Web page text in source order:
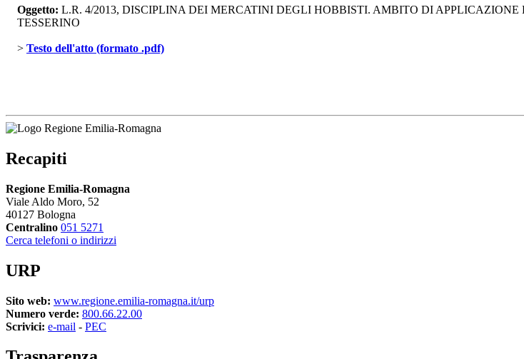
Oggetto: L.R. 4/2013, DISCIPLINA DEI MERCATINI DEGLI HOBBISTI. AMBITO DI
TESSERINO
> Testo dell'atto (formato .pdf)
Recapiti
Regione Emilia-Romagna
Viale Aldo Moro, 52
40127 Bologna
Centralino 051 5271
Cerca telefoni o indirizzi
URP
Sito web: www.regione.emilia-romagna.it/urp
Numero verde: 800.66.22.00
Scrivici: e-mail - PEC